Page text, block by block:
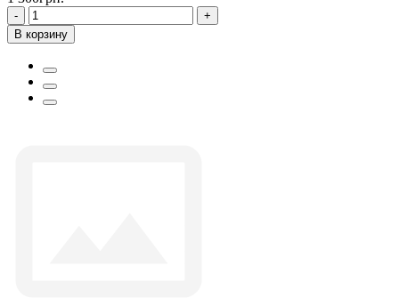
-
+
В корзину